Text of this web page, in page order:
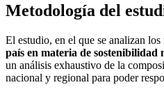
Metodología del
El estudio, en el que se analizan los
país en materia de sostenibilidad
un análisis exhaustivo de la
nacional y regional para poder